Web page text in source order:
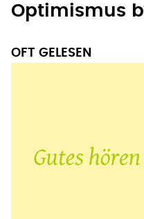
Optimismus
OFT GELESEN